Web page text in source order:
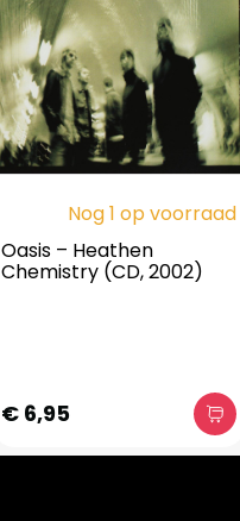
Nog 1 op voorraad
Oasis – Heathen
Chemistry (CD, 2002)
€ 6,95